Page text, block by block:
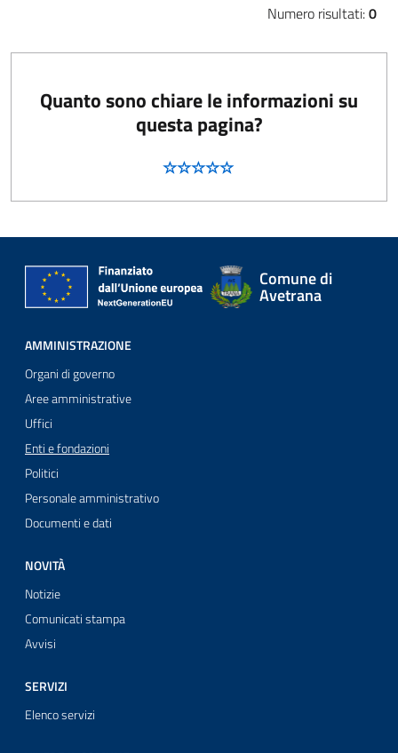
Numero risultati:0
Quanto sono chiare le informazioni su
questa pagina?
Comune di
Avetrana
AMMINISTRAZIONE
Organi di governo
Aree amministrative
Uffici
Enti e fondazioni
Politici
Personale amministrativo
Documenti e dati
NOVITÀ
Notizie
Comunicati stampa
Avvisi
SERVIZI
Elenco servizi